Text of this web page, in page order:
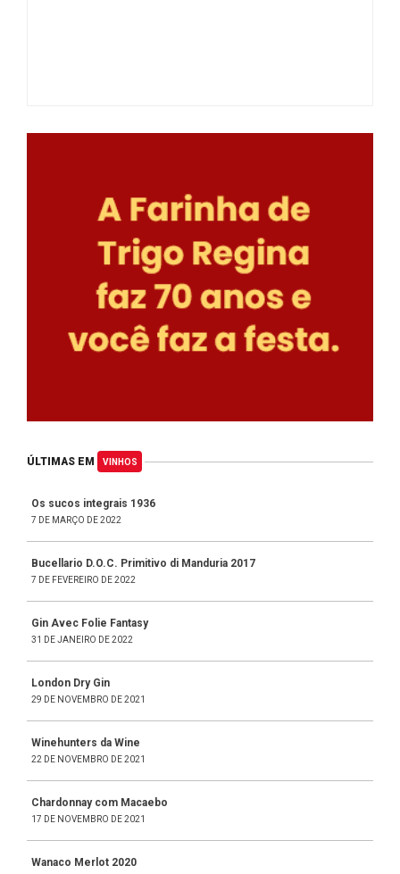
ÚLTIMAS EM VINHOS
Os sucos integrais 1936
7 DE MARÇO DE 2022
Bucellario D.O.C. Primitivo di Manduria 2017
7 DE FEVEREIRO DE 2022
Gin Avec Folie Fantasy
31 DE JANEIRO DE 2022
London Dry Gin
29 DE NOVEMBRO DE 2021
Winehunters da Wine
22 DE NOVEMBRO DE 2021
Chardonnay com Macaebo
17 DE NOVEMBRO DE 2021
Wanaco Merlot 2020